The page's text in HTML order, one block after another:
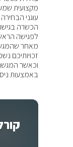
מקצועית
עוגני
הכשרה
לפגישה
מאחר
זכויותיכם
וכאשר
באמצעות